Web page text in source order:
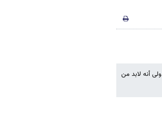
أنه لابد من